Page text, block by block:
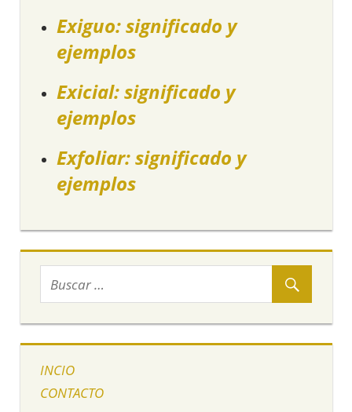
Exiguo: significado y
ejemplos
Exicial: significado y
ejemplos
Exfoliar: significado y
ejemplos
INCIO
CONTACTO